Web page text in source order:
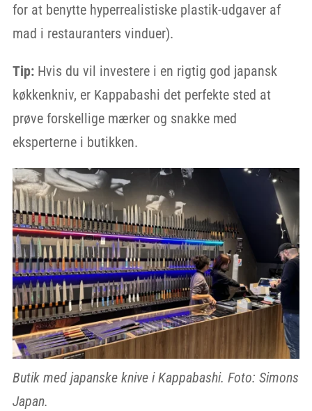
for at benytte hyperrealistiske plastik-udgaver af
mad i restauranters vinduer).
Tip:Hvis du vil investere i en rigtig god japansk
køkkenkniv, er Kappabashi det perfekte sted at
prøve forskellige mærker og snakke med
eksperterne i butikken.
Butik med japanske knive i Kappabashi. Foto: Simons
Japan.